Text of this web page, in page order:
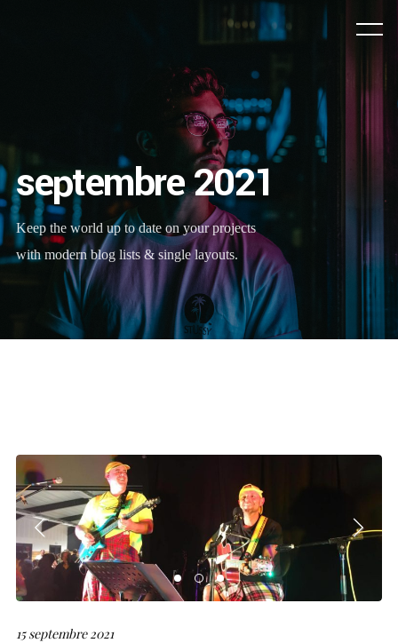
septembre 2021
Keep the world up to date on your projects
with modern blog lists & single layouts.
15 septembre 2021